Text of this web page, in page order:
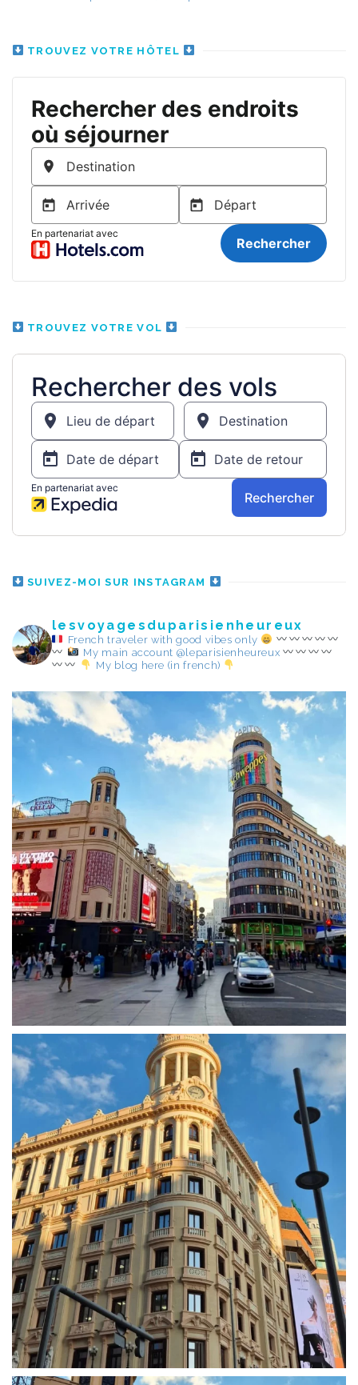
TROUVEZ VOTRE HÔTEL
TROUVEZ VOTRE VOL
SUIVEZ-MOI SUR INSTAGRAM
lesvoyagesduparisienheureux
French traveler with good vibes only
My main account @leparisienheureux
My blog here (in french)